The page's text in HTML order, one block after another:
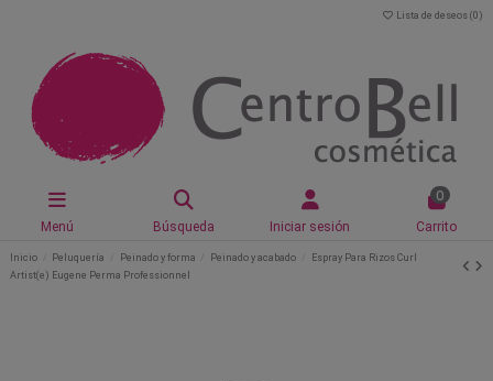
Lista de deseos (0 )
Menú Búsqueda Iniciar sesión
0
Carrito
Inicio Peluquería Peinado y forma Peinado y acabado
Espray Para Rizos Curl
Artist(e) Eugene Perma Professionnel